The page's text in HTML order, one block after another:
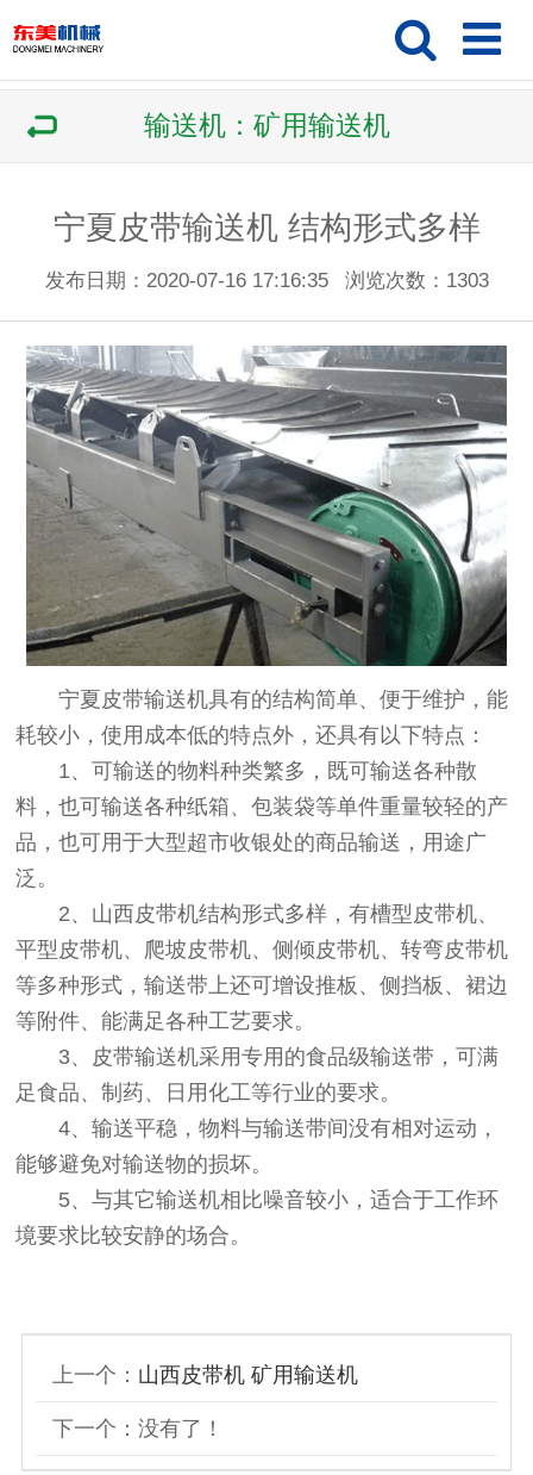
输送机：矿用输送机
宁夏皮带输送机 结构形式多样
发布日期：2020-07-16 17:16:35 浏览次数： 1303
宁夏皮带输送机具有的结构简单、便于维护，能
耗较小，使用成本低的特点外，还具有以下特点：
1、可输送的物料种类繁多，既可输送各种散
料，也可输送各种纸箱、包装袋等单件重量较轻的产
品，也可用于大型超市收银处的商品输送，用途广
泛。
2、 山西皮带机结构形式多样，有槽型皮带机、
平型皮带机、爬坡皮带机、侧倾皮带机、转弯皮带机
等多种形式，输送带上还可增设推板、侧挡板、裙边
等附件、能满足各种工艺要求。
3、皮带输送机采用专用的食品级输送带，可满
足食品、制药、日用化工等行业的要求。
4、输送平稳，物料与输送带间没有相对运动，
能够避免对输送物的损坏。
5、与其它输送机相比噪音较小，适合于工作环
境要求比较安静的场合。
上一个： 山西皮带机 矿用输送机
下一个：没有了！